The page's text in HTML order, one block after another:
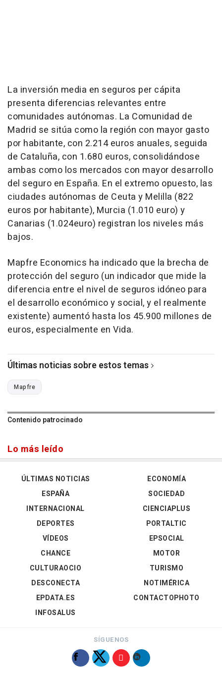
La inversión media en seguros per cápita
presenta diferencias relevantes entre
comunidades autónomas. La Comunidad de
Madrid se sitúa como la región con mayor gasto
por habitante, con 2.214 euros anuales, seguida
de Cataluña, con 1.680 euros, consolidándose
ambas como los mercados con mayor desarrollo
del seguro en España. En el extremo opuesto, las
ciudades autónomas de Ceuta y Melilla (822
euros por habitante), Murcia (1.010 euro) y
Canarias (1.024euro) registran los niveles más
bajos.
Mapfre Economics ha indicado que la brecha de
protección del seguro (un indicador que mide la
diferencia entre el nivel de seguros idóneo para
el desarrollo económico y social, y el realmente
existente) aumentó hasta los 45.900 millones de
euros, especialmente en Vida.
Últimas noticias sobre estos temas
Mapfre
Contenido patrocinado
Lo más leído
ÚLTIMAS NOTICIAS
ESPAÑA
INTERNACIONAL
DEPORTES
VÍDEOS
ECONOMÍA
SOCIEDAD
CIENCIAPLUS
PORTALTIC
EPSOCIAL
CHANCE
CULTURAOCIO
DESCONECTA
EPDATA.ES
INFOSALUS
MOTOR
TURISMO
NOTIMÉRICA
CONTACTOPHOTO
SÍGUENOS